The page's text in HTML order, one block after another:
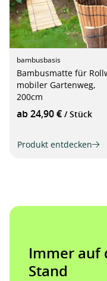
bambusbasis
Bambusmatte für
mobiler Gartenweg,
200cm
ab 24,90 € / Stück
Produkt entdecken
Immer auf
Stand